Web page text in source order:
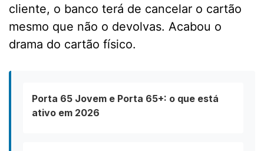
cliente, o banco terá de cancelar o cartão
mesmo que não o devolvas. Acabou o
drama do cartão físico.
Porta 65 Jovem e Porta 65+: o que está
ativo em 2026